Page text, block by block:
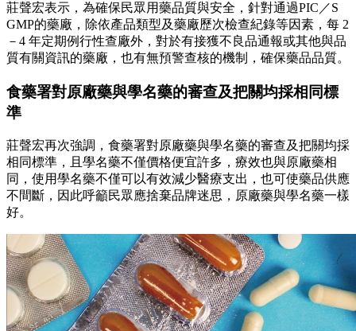
莊聲宏表示，為確保民眾用藥品質與安全，針對通過PIC／S
GMP的藥廠，除依產品類型及藥廠歷次檢查紀錄等因素，每 2
－4 年定期例行性查廠外，對於有接獲不良品通報或其他與品
質有關資訊的藥廠，也有無預警查核的機制，確保藥品品質。
食藥署對原廠藥與學名藥的審查及把關均採相同標
準
莊聲宏再次強調，食藥署對原廠藥與學名藥的審查及把關均採
相同標準，且學名藥不僅價格便宜許多，療效也與原廠藥相
同，使用學名藥不僅可以有效減少醫療支出，也可使藥品供應
不間斷，因此呼籲民眾應捨棄品牌迷思，原廠藥與學名藥一樣
好。